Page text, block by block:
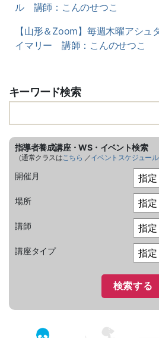
ル 講師：こんのせつこ
【山形＆Zoom】毎週木曜アシュ
イマリー 講師：こんのせつこ
キーワード検索
指導者養成講座・WS・イベント検索
（通常クラスはこちら ／イベントスケジュー
開催月
場所
講師
講座タイプ